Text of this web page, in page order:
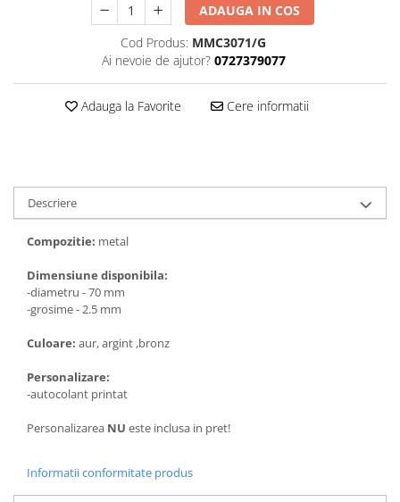
Suport medalii
Trofee Lemn
Trofee Rasina
Accesorii Trofee
Personalizari Trofee
Cutii de Prezentare , Mape
Trofeu Plastic
Figurine
Accesorii Figurine
Cupe Outlet
ADAUGA IN COS
Cod Produs: MMC3071/G
Ai nevoie de ajutor? 0727379077
Adauga la Favorite Cere informatii
Descriere
Compozitie: metal
Dimensiune disponibila:
-diametru - 70 mm
-grosime - 2.5 mm
Culoare: aur, argint ,bronz
Personalizare:
-autocolant printat
Personalizarea NU este inclusa in pret!
Informatii conformitate produs